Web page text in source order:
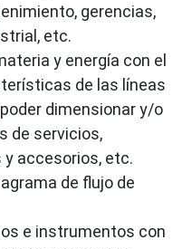
gerencias,
etc.
y energía con el
de las líneas
dimensionar y/o
de servicios,
accesorios, etc.
de flujo de
e instrumentos con